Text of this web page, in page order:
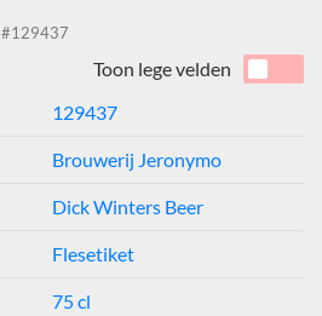
#129437
Toon lege velden
129437
Brouwerij Jeronymo
Dick Winters Beer
Flesetiket
75 cl